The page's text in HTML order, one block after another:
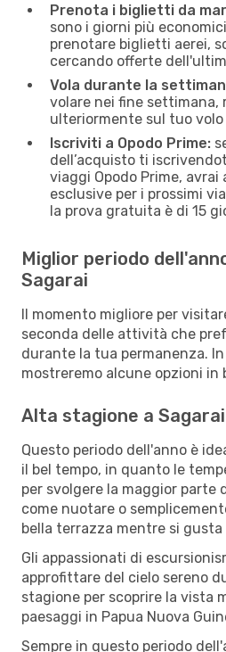
Prenota i biglietti da
sono i giorni più
prenotare biglietti aerei,
cercando offerte
Vola durante la
volare nei fine settimana,
ulteriormente sul tuo volo
Iscriviti a Opodo Prime:
dell’acquisto ti
viaggi Opodo Prime,
esclusive per i prossimi
la prova gratuita è di 15
Miglior periodo
Sagarai
Il momento migliore per
seconda delle attività che
durante la tua permanenza.
mostreremo alcune opzioni in
Alta stagione a Sagarai
Questo periodo dell'anno è
il bel tempo, in quanto le
per svolgere la maggior parte
come nuotare o
bella terrazza mentre si
Gli appassionati di
approfittare del cielo sereno
stagione per scoprire la vista
paesaggi in Papua Nuova
Sempre in questo periodo